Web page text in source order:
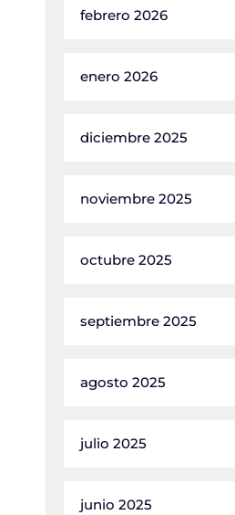
febrero 2026
enero 2026
diciembre 2025
noviembre 2025
octubre 2025
septiembre 2025
agosto 2025
julio 2025
junio 2025